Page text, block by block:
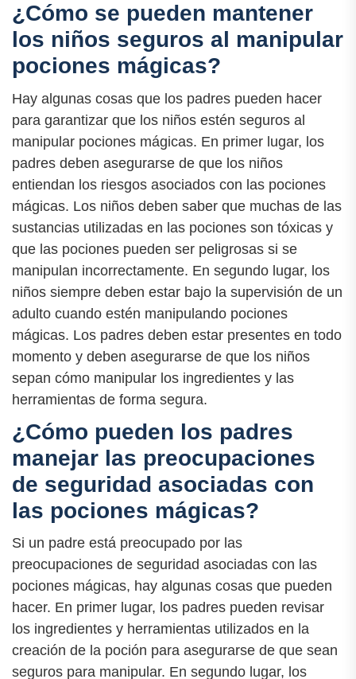
¿Cómo se pueden mantener
los niños seguros al manipular
pociones mágicas?
Hay algunas cosas que los padres pueden hacer
para garantizar que los niños estén seguros al
manipular pociones mágicas. En primer lugar, los
padres deben asegurarse de que los niños
entiendan los riesgos asociados con las pociones
mágicas. Los niños deben saber que muchas de las
sustancias utilizadas en las pociones son tóxicas y
que las pociones pueden ser peligrosas si se
manipulan incorrectamente. En segundo lugar, los
niños siempre deben estar bajo la supervisión de un
adulto cuando estén manipulando pociones
mágicas. Los padres deben estar presentes en todo
momento y deben asegurarse de que los niños
sepan cómo manipular los ingredientes y las
herramientas de forma segura.
¿Cómo pueden los padres
manejar las preocupaciones
de seguridad asociadas con
las pociones mágicas?
Si un padre está preocupado por las
preocupaciones de seguridad asociadas con las
pociones mágicas, hay algunas cosas que pueden
hacer. En primer lugar, los padres pueden revisar
los ingredientes y herramientas utilizados en la
creación de la poción para asegurarse de que sean
seguros para manipular. En segundo lugar, los